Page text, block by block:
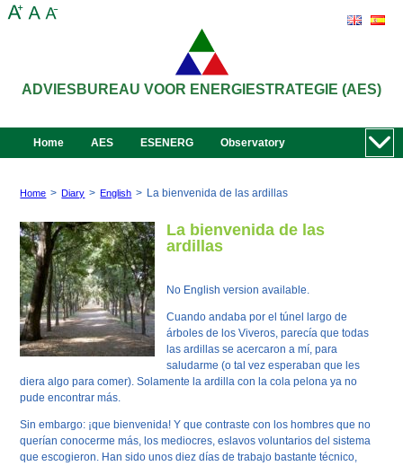
ADVIESBUREAU VOOR ENERGIESTRATEGIE (AES)
Home AES ESENERG Observatory
Home > Diary > English > La bienvenida de las ardillas
La bienvenida de las
ardillas
No English version available.
Cuando andaba por el túnel largo de
árboles de los Viveros, parecía que todas
las ardillas se acercaron a mí, para
saludarme (o tal vez esperaban que les
diera algo para comer). Solamente la ardilla con la cola pelona ya no
pude encontrar más.
Sin embargo: ¡que bienvenida! Y que contraste con los hombres que no
querían conocerme más, los mediocres, eslavos voluntarios del sistema
que escogieron. Han sido unos diez días de trabajo bastante técnico,